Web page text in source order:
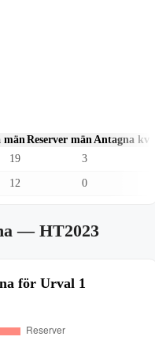
män Reserver män Antagna
19 3
12 0
— HT2023
för Urval 1